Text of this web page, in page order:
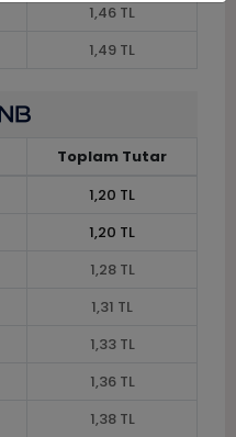
1,46 TL
1,49 TL
Toplam Tutar
1,20 TL
1,20 TL
1,28 TL
1,31 TL
1,33 TL
1,36 TL
1,38 TL